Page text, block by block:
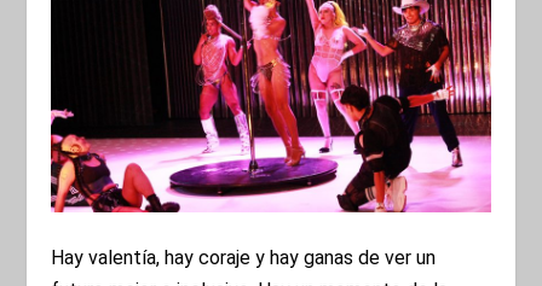
Hay valentía, hay coraje y hay ganas de ver un